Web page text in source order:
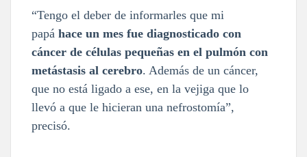
“Tengo el deber de informarles que mi
papá hace un mes fue diagnosticado con
cáncer de células pequeñas en el pulmón con
metástasis al cerebro. Además de un cáncer,
que no está ligado a ese, en la vejiga que lo
llevó a que le hicieran una nefrostomía”,
precisó.